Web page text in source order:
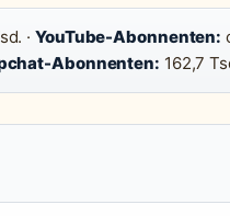
·YouTube-Abonnenten:
Abonnenten: 162,7